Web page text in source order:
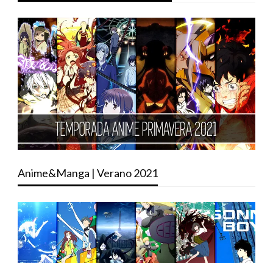
Anime&Manga | Verano 2021